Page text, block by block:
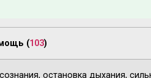
(103)
остановка дыхания,